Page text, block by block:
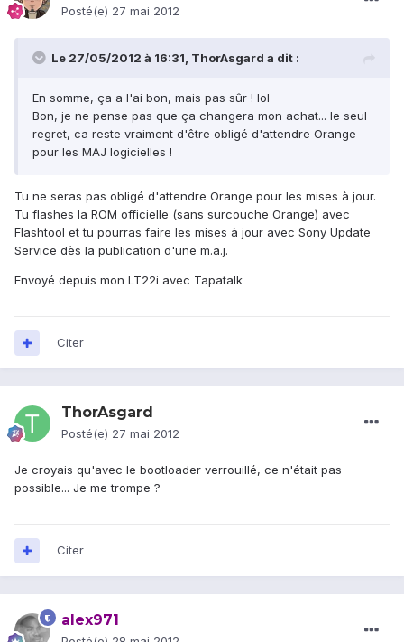
Posté(e) 27 mai 2012
Le 27/05/2012 à 16:31, ThorAsgard a dit :
En somme, ça a l'ai bon, mais pas sûr ! lol
Bon, je ne pense pas que ça changera mon achat... le seul
regret, ca reste vraiment d'être obligé d'attendre Orange
pour les MAJ logicielles !
Tu ne seras pas obligé d'attendre Orange pour les mises à jour.
Tu flashes la ROM officielle (sans surcouche Orange) avec
Flashtool et tu pourras faire les mises à jour avec Sony Update
Service dès la publication d'une m.a.j.
Envoyé depuis mon LT22i avec Tapatalk
Citer
ThorAsgard
Posté(e) 27 mai 2012
Je croyais qu'avec le bootloader verrouillé, ce n'était pas
possible... Je me trompe ?
Citer
alex971